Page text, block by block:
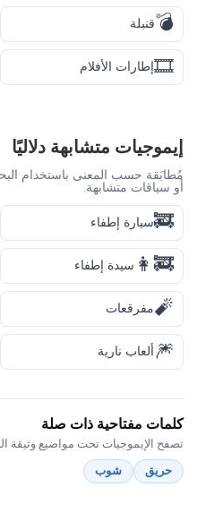
💣قنبلة
🎞️إطارات الأفلام
إيموجيات متشابهة دلاليًا
مُطابَقة حسب المعنى باستخدام
أو سياقات متشابهة.
🚒سيارة إطفاء
👩‍🚒 سيدة إطفاء
🧨مفرقعات
🎆ألعاب نارية
كلمات مفتاحية ذات صلة
تصفح الإيموجيات تحت مواضيع وثيقة
حريق
شوب